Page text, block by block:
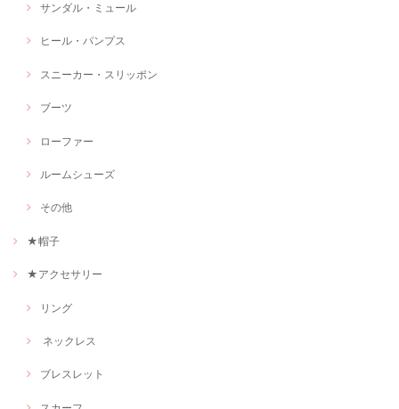
サンダル・ミュール
ヒール・パンプス
スニーカー・スリッポン
ブーツ
ローファー
ルームシューズ
その他
★帽子
★アクセサリー
リング
ネックレス
ブレスレット